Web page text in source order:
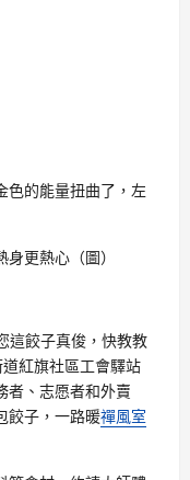
色的能量扭曲了，左
更熱心（圖）
這餃子真俊，快教教
紅旗社區工會驛站
者、志愿者和外賣
餃子，一路暖禪風室